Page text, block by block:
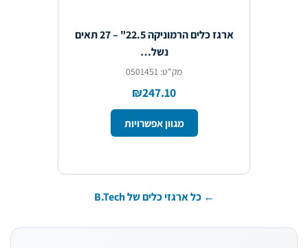
ארגז כלים הרמוניקה 22.5" – 27 תאים
נשל…
₪247.10
מגוון אפשרויות
← כל ארגזי כלים של B.Tech